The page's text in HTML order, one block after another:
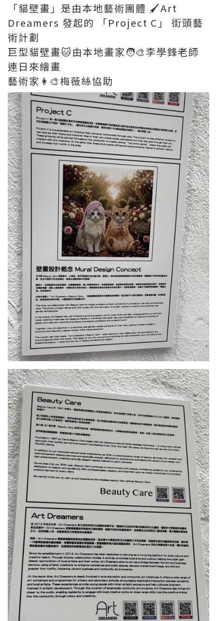
「貓壁畫」是由本地藝術團體 🖌️Art
Dreamers 發起的 「Project C」 街頭藝
術計劃
巨型貓壁畫🐱由本地畫家🧑‍🎨李學鋒老師
連日來繪畫
藝術家👩‍🎨梅薇絲協助